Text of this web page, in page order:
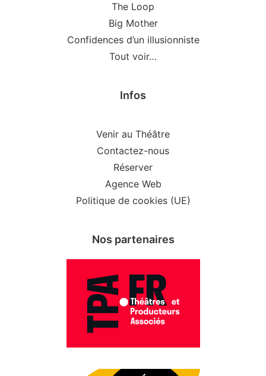
The Loop
Big Mother
Confidences d’un illusionniste
Tout voir…
Infos
Venir au Théâtre
Contactez-nous
Réserver
Agence Web
Politique de cookies (UE)
Nos partenaires